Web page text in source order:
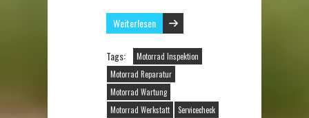
Weiterlesen
Tags:
Motorrad Inspektion
Motorrad Reparatur
Motorrad Wartung
Motorrad Werkstatt
Servicecheck